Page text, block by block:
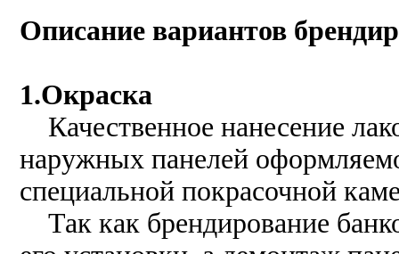
Описание вариантов
1.Окраска
Качественное нанесение
наружных панелей
специальной покрасочной
Так как брендирование